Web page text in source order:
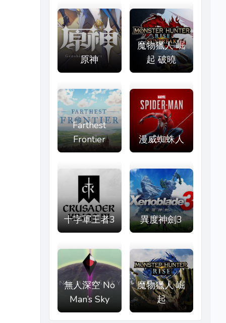
原神
魔物獵人 崛
起 破曉
Farthest
Frontier
漫威蜘蛛人
十字軍王者3 異度神劍3
無人深空 No
Man’s Sky
魔物獵人 崛
起